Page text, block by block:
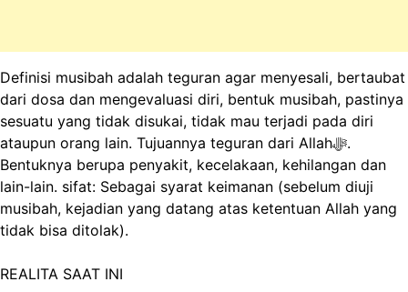
Definisi musibah adalah teguran agar menyesali, bertaubat
dari dosa dan mengevaluasi diri, bentuk musibah, pastinya
sesuatu yang tidak disukai, tidak mau terjadi pada diri
ataupun orang lain. Tujuannya teguran dari Allahﷻ.
Bentuknya berupa penyakit, kecelakaan, kehilangan dan
lain-lain. sifat: Sebagai syarat keimanan (sebelum diuji
musibah, kejadian yang datang atas ketentuan Allah yang
tidak bisa ditolak).
REALITA SAAT INI